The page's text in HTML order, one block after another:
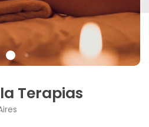
Terapias